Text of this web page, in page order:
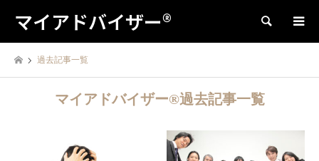
マイアドバイザー® 検索
過去記事一覧
マイアドバイザー®過去記事一覧